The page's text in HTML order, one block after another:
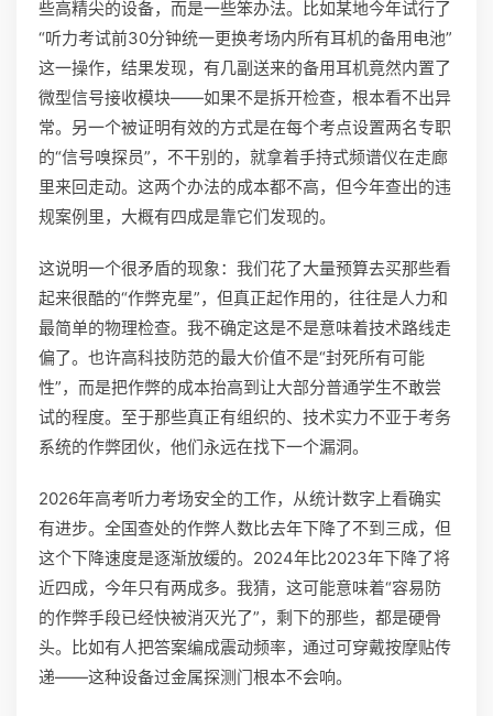
些高精尖的设备，而是一些笨办法。比如某地今年试行了
“听力考试前30分钟统一更换考场内所有耳机的备用电池”
这一操作，结果发现，有几副送来的备用耳机竟然内置了
微型信号接收模块——如果不是拆开检查，根本看不出异
常。另一个被证明有效的方式是在每个考点设置两名专职
的“信号嗅探员”，不干别的，就拿着手持式频谱仪在走廊
里来回走动。这两个办法的成本都不高，但今年查出的违
规案例里，大概有四成是靠它们发现的。
这说明一个很矛盾的现象：我们花了大量预算去买那些看
起来很酷的“作弊克星”，但真正起作用的，往往是人力和
最简单的物理检查。我不确定这是不是意味着技术路线走
偏了。也许高科技防范的最大价值不是“封死所有可能
性”，而是把作弊的成本抬高到让大部分普通学生不敢尝
试的程度。至于那些真正有组织的、技术实力不亚于考务
系统的作弊团伙，他们永远在找下一个漏洞。
2026年高考听力考场安全的工作，从统计数字上看确实
有进步。全国查处的作弊人数比去年下降了不到三成，但
这个下降速度是逐渐放缓的。2024年比2023年下降了将
近四成，今年只有两成多。我猜，这可能意味着“容易防
的作弊手段已经快被消灭光了”，剩下的那些，都是硬骨
头。比如有人把答案编成震动频率，通过可穿戴按摩贴传
递——这种设备过金属探测门根本不会响。